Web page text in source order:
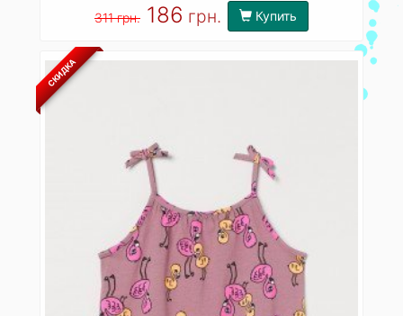
311 грн. 186 грн. Купить
СКИДКА